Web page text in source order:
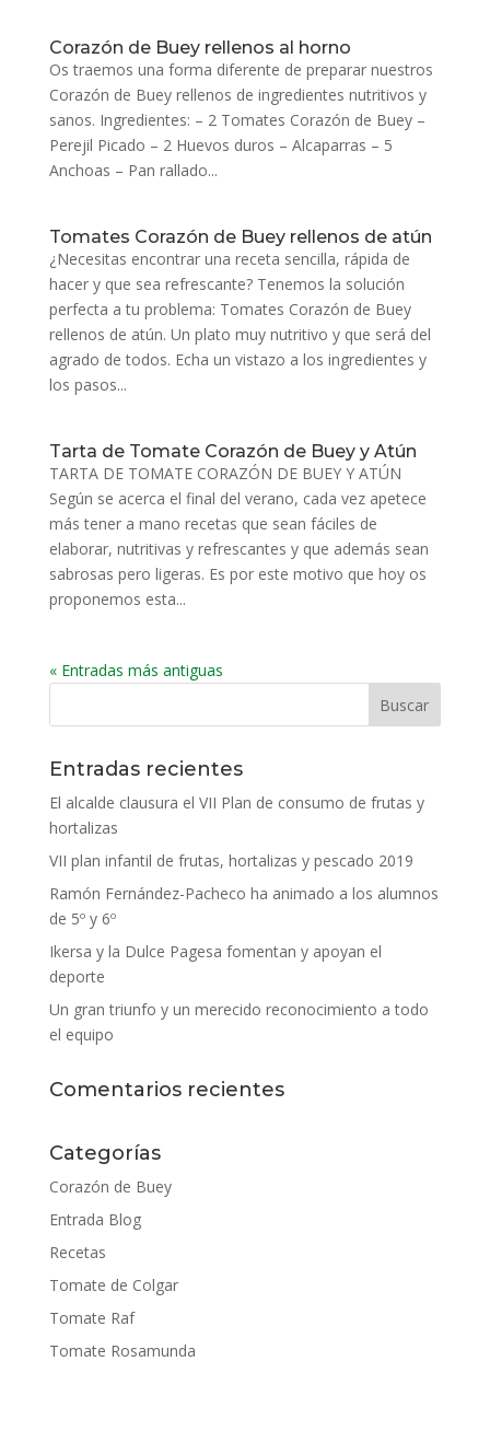
Corazón de Buey rellenos al horno
Os traemos una forma diferente de preparar nuestros
Corazón de Buey rellenos de ingredientes nutritivos y
sanos. Ingredientes: – 2 Tomates Corazón de Buey –
Perejil Picado – 2 Huevos duros – Alcaparras – 5
Anchoas – Pan rallado...
Tomates Corazón de Buey rellenos de atún
¿Necesitas encontrar una receta sencilla, rápida de
hacer y que sea refrescante? Tenemos la solución
perfecta a tu problema: Tomates Corazón de Buey
rellenos de atún. Un plato muy nutritivo y que será del
agrado de todos. Echa un vistazo a los ingredientes y
los pasos...
Tarta de Tomate Corazón de Buey y Atún
TARTA DE TOMATE CORAZÓN DE BUEY Y ATÚN
Según se acerca el final del verano, cada vez apetece
más tener a mano recetas que sean fáciles de
elaborar, nutritivas y refrescantes y que además sean
sabrosas pero ligeras. Es por este motivo que hoy os
proponemos esta...
« Entradas más antiguas
Entradas recientes
El alcalde clausura el VII Plan de consumo de frutas y
hortalizas
VII plan infantil de frutas, hortalizas y pescado 2019
Ramón Fernández-Pacheco ha animado a los alumnos
de 5º y 6º
Ikersa y la Dulce Pagesa fomentan y apoyan el
deporte
Un gran triunfo y un merecido reconocimiento a todo
el equipo
Comentarios recientes
Categorías
Corazón de Buey
Entrada Blog
Recetas
Tomate de Colgar
Tomate Raf
Tomate Rosamunda